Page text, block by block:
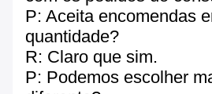
P: Aceita encomendas
quantidade?
R: Claro que sim.
P: Podemos escolher